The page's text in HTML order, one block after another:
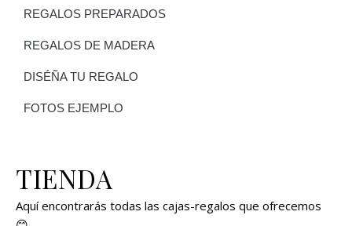
REGALOS PREPARADOS
REGALOS DE MADERA
DISÉÑA TU REGALO
FOTOS EJEMPLO
TIENDA
Aquí encontrarás todas las cajas-regalos que ofrecemos